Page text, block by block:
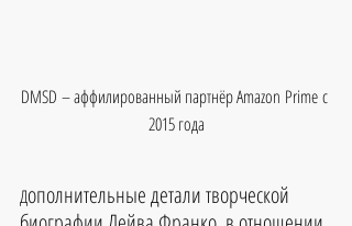
DMSD – аффилированный партнёр Amazon Prime с
2015 года
Дополнительные детали творческой